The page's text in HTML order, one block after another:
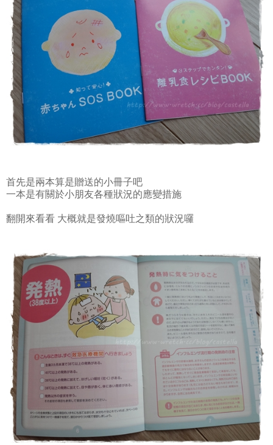
首先是兩本算是贈送的小冊子吧
一本是有關於小朋友各種狀況的應變措施
翻開來看看 大概就是發燒嘔吐之類的狀況囉